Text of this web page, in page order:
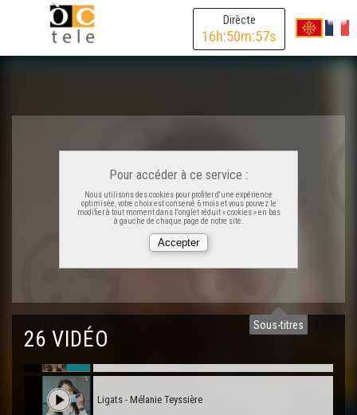
Dirècte
16h:50m:57s
Sous-titres
Pour accéder à ce service :
Nous utilisons des cookies pour profiter d'une expérience
optimisée, votre choix est conservé 6 mois et vous pouvez le
modifier à tout moment dans l'onglet réduit « cookies » en bas
à gauche de chaque page de notre site.
26 VIDÉO
Ligats - Delphine Castaing
Ligats - Matthis Lebel
Ligats - Mélanie Teyssière